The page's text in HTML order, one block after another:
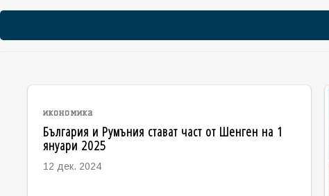
икономика
България и Румъния стават част от Шенген на 1
януари 2025
12 дек. 2024